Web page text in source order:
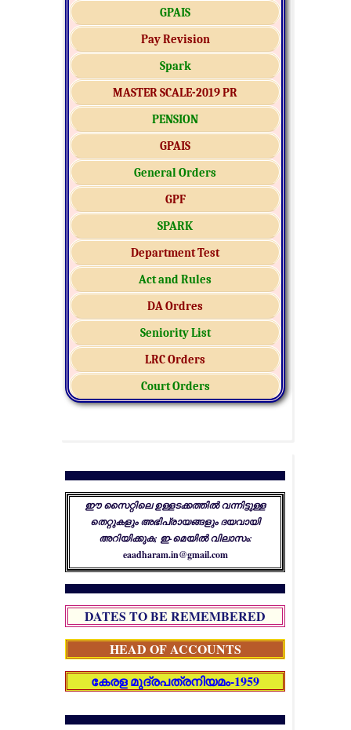
GPAIS
Pay Revision
Spark
MASTER SCALE-2019 PR
PENSION
GPAIS
General Orders
GPF
SPARK
Department Test
Act and Rules
DA Ordres
Seniority List
LRC Orders
Court Orders
ഈ സൈറ്റിലെ ഉള്ളടക്കത്തിൽ വന്നിട്ടുള്ള
തെറ്റുകളും അഭിപ്രായങ്ങളും ദയവായി
അറിയിക്കുക; ഇ-മെയിൽ വിലാസം:
eaadharam.in@gmail.com
DATES TO BE REMEMBERED
HEAD OF ACCOUNTS
കേരള മുദ്രപത്രനിയമം-1959